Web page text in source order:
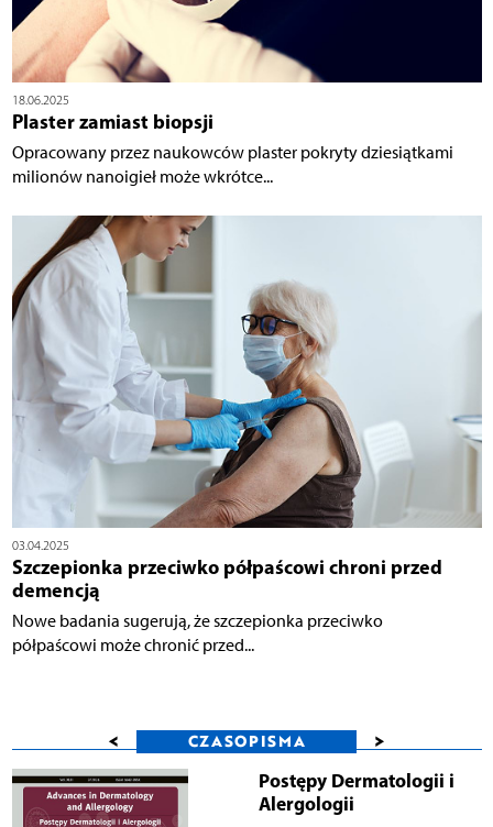
18.06.2025
Plaster zamiast biopsji
Opracowany przez naukowców plaster pokryty dziesiątkami
milionów nanoigieł może wkrótce...
03.04.2025
Szczepionka przeciwko półpaścowi chroni przed
demencją
Nowe badania sugerują, że szczepionka przeciwko
półpaścowi może chronić przed...
< CZASOPISMA >
Postępy Dermatologii i
Alergologii